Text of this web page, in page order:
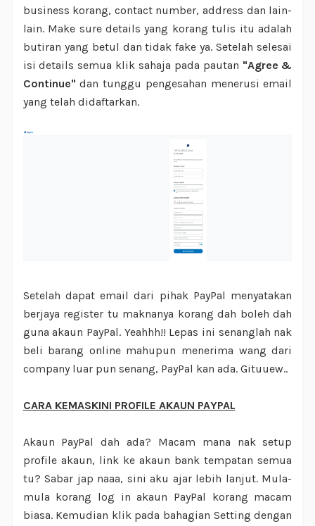
business korang, contact number, address dan lain-
lain. Make sure details yang korang tulis itu adalah
butiran yang betul dan tidak fake ya. Setelah selesai
isi details semua klik sahaja pada pautan "Agree &
Continue" dan tunggu pengesahan menerusi email
yang telah didaftarkan.
Setelah dapat email dari pihak PayPal menyatakan
berjaya register tu maknanya korang dah boleh dah
guna akaun PayPal. Yeahhh!! Lepas ini senanglah nak
beli barang online mahupun menerima wang dari
company luar pun senang, PayPal kan ada. Gituuew..
CARA KEMASKINI PROFILE AKAUN PAYPAL
Akaun PayPal dah ada? Macam mana nak setup
profile akaun, link ke akaun bank tempatan semua
tu? Sabar jap naaa, sini aku ajar lebih lanjut. Mula-
mula korang log in akaun PayPal korang macam
biasa. Kemudian klik pada bahagian Setting dengan